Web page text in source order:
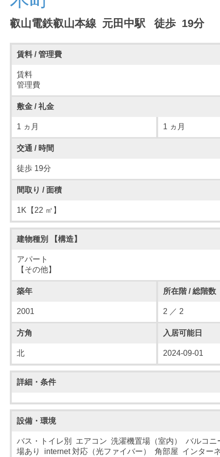
叡山電鉄叡山本線 元田中駅 徒歩 19分
賃料 / 管理費
賃料
管理費
敷金 / 礼金
1 ヵ月 1 ヵ月
交通 / 時間
徒歩 19分
間取り / 面積
1K【22 ㎡】
建物種別 【構造】
アパート
【その他】
築年 所在階 / 総階数
2001 2 ／ 2
方角 入居可能日
北 2024-09-01
詳細・条件
設備・環境
バス・トイレ別 エアコン 洗濯機置場（室内） バルコ
場あり internet 対応（光ファイバー） 角部屋 インター